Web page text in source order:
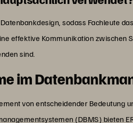
sodass Fachleute
effektive Kommunikation
sind.
im
von entscheidender Bedeutung
(DBMS) bieten